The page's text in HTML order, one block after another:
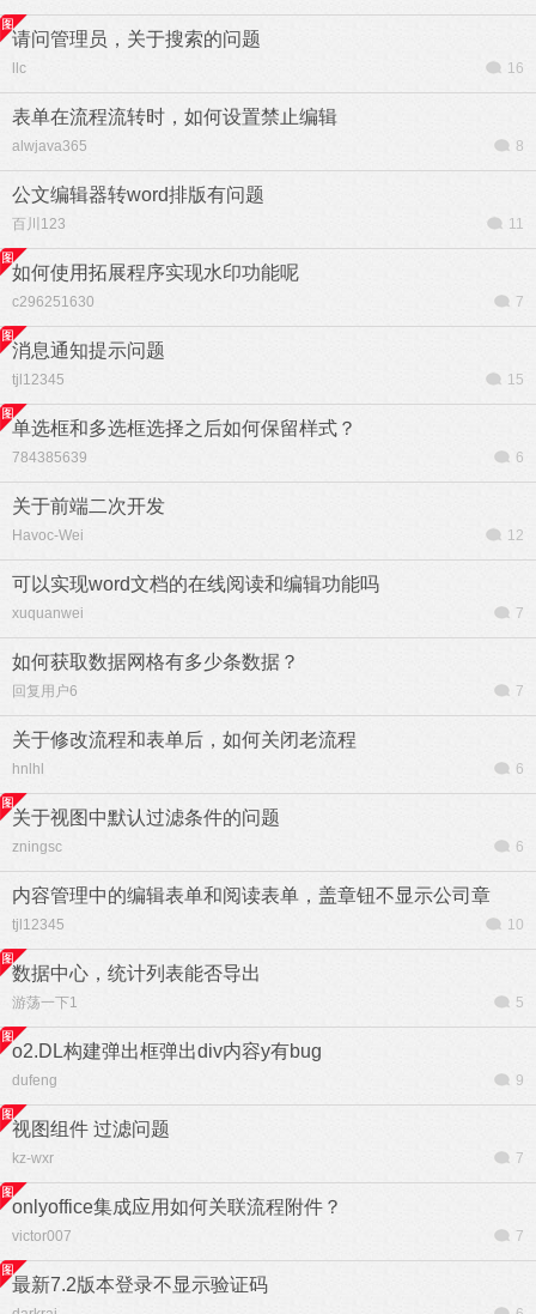
请问管理员，关于搜索的问题
llc 16
表单在流程流转时，如何设置禁止编辑
alwjava365 8
公文编辑器转word排版有问题
百川123 11
如何使用拓展程序实现水印功能呢
c296251630 7
消息通知提示问题
tjl12345 15
单选框和多选框选择之后如何保留样式？
784385639 6
关于前端二次开发
Havoc-Wei 12
可以实现word文档的在线阅读和编辑功能吗
xuquanwei 7
如何获取数据网格有多少条数据？
回复用户6 7
关于修改流程和表单后，如何关闭老流程
hnlhl 6
关于视图中默认过滤条件的问题
zningsc 6
内容管理中的编辑表单和阅读表单，盖章钮不显示公司章
tjl12345 10
数据中心，统计列表能否导出
游荡一下1 5
o2.DL构建弹出框弹出div内容y有bug
dufeng 9
视图组件 过滤问题
kz-wxr 7
onlyoffice集成应用如何关联流程附件？
victor007 7
最新7.2版本登录不显示验证码